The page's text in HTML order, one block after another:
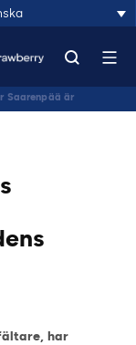
Saarenpää är
har